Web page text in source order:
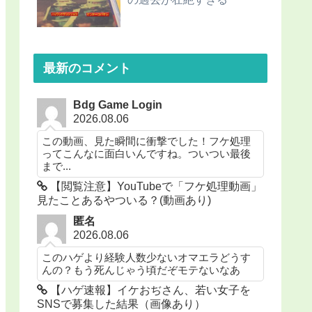
最新のコメント
Bdg Game Login
2026.08.06
この動画、見た瞬間に衝撃でした！フケ処理
ってこんなに面白いんですね。ついつい最後
まで...
【閲覧注意】YouTubeで「フケ処理動画」
見たことあるやついる？(動画あり)
匿名
2026.08.06
このハゲより経験人数少ないオマエラどうす
んの？もう死んじゃう頃だぞモテないなあ
【ハゲ速報】イケおぢさん、若い女子を
SNSで募集した結果（画像あり）